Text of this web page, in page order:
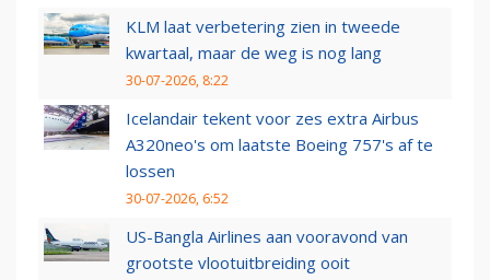
KLM laat verbetering zien in tweede
kwartaal, maar de weg is nog lang
30-07-2026, 8:22
Icelandair tekent voor zes extra Airbus
A320neo's om laatste Boeing 757's af te
lossen
30-07-2026, 6:52
US-Bangla Airlines aan vooravond van
grootste vlootuitbreiding ooit